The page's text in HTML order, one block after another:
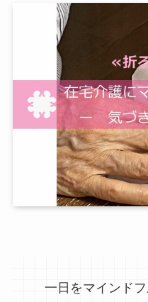
一日をマインド